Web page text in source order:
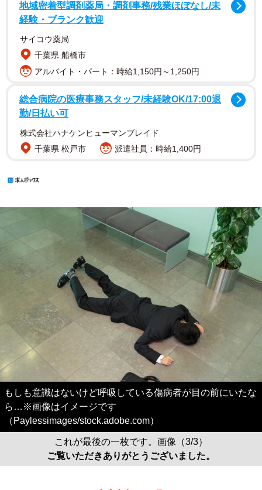
地域密着型調剤薬局・調剤事務/残業ほぼなし/未
経験・ブランク歓迎
サイコウ薬局
千葉県 船橋市
アルバイト・パート：時給1,150円～1,250円
総合病院の医療事務スタッフ/未経験OK/17:00退
勤/日払い可
株式会社ハナケンヒューマンブレイド
千葉県 松戸市
派遣社員：時給1,400円
もしも意識はないけど呼吸している傷病者が目の前にいたな
ら…※画像はイメージです
（Paylessimages/stock.adobe.com）
これが最後の一枚です。画像（3/3）
ご覧いただきありがとうございました。